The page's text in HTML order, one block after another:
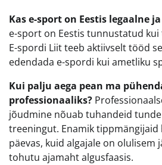
Kas e-sport on Eestis legaalne
e-sport on Eestis tunnustatud kui
E-spordi Liit teeb aktiivselt tööd
edendada e-spordi kui ametliku
Kui palju aega pean ma
professionaaliks?
jõudmine nõuab tuhandeid
treeningut. Enamik tippmängijaid
päevas, kuid algajale on olulisem
tohutu ajamaht algusfaasis.